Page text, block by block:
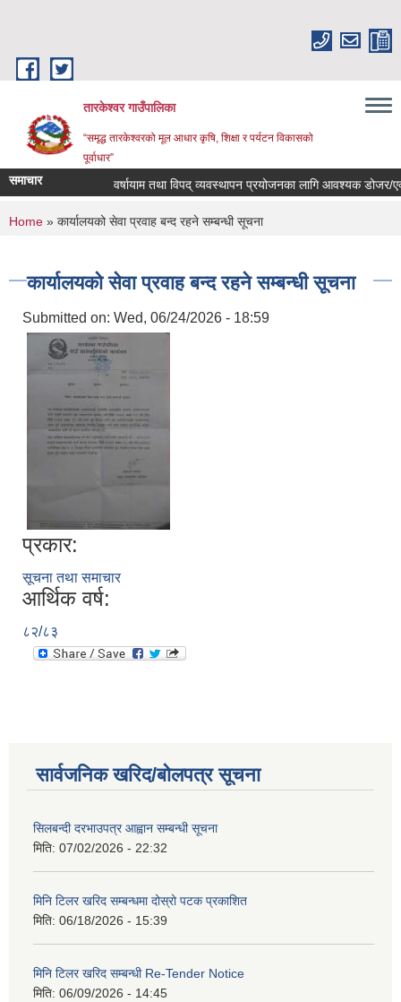
तारकेश्वर गाउँपालिका
“समृद्ध तारकेश्वरको मूल आधार कृषि, शिक्षा र पर्यटन विकासको
पूर्वाधार”
समाचार वर्षायाम तथा विपद् व्यवस्थापन प्रयोजनका लागि आवश्यक डोजर/
You are here
Home » कार्यालयको सेवा प्रवाह बन्द रहने सम्बन्धी सूचना
कार्यालयको सेवा प्रवाह बन्द रहने सम्बन्धी सूचना
Submitted on: Wed, 06/24/2026 - 18:59
प्रकार:
सूचना तथा समाचार
आर्थिक वर्ष:
८२/८३
सार्वजनिक खरिद/बोलपत्र सूचना
सिलबन्दी दरभाउपत्र आह्वान सम्बन्धी सूचना
मिति: 07/02/2026 - 22:32
मिनि टिलर खरिद सम्बन्धमा दोस्रो पटक प्रकाशित
मिति: 06/18/2026 - 15:39
मिनि टिलर खरिद सम्बन्धी Re-Tender Notice
मिति: 06/09/2026 - 14:45